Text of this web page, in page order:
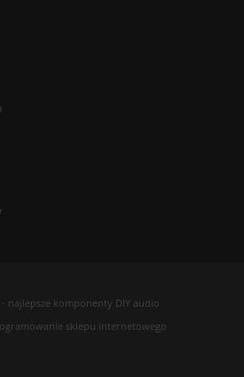
najlepsze komponenty DIY audio
sklepu internetowego